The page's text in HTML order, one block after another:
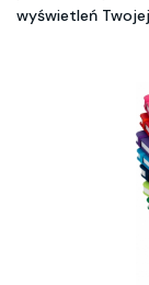
wyświetleń